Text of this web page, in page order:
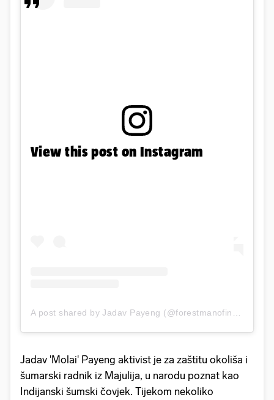
View this post on Instagram
Jadav 'Molai' Payeng aktivist je za zaštitu okoliša i
šumarski radnik iz Majulija, u narodu poznat kao
Indijanski šumski čovjek. Tijekom nekoliko